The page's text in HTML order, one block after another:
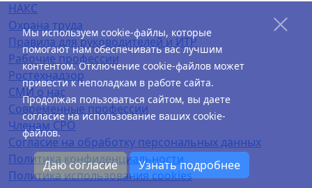
НАКС
Охрана труда
Правила для руководителей и ИТР
Рабочие профессии
Ростехнадзор
СМИ о нас
Современные профессии
Членам СРО
Согласие на обработку персональных данных
Политика конфиденциальности
Политика использования cookies
Мы используем cookie-файлы, которые
помогают нам обеспечивать вас лучшим
контентом. Отключение cookie-файлов может
привести к неполадкам в работе сайта.
Продолжая пользоваться сайтом, вы даете
согласие на использование ваших cookie-
файлов.
Даю согласие Узнать подробнее